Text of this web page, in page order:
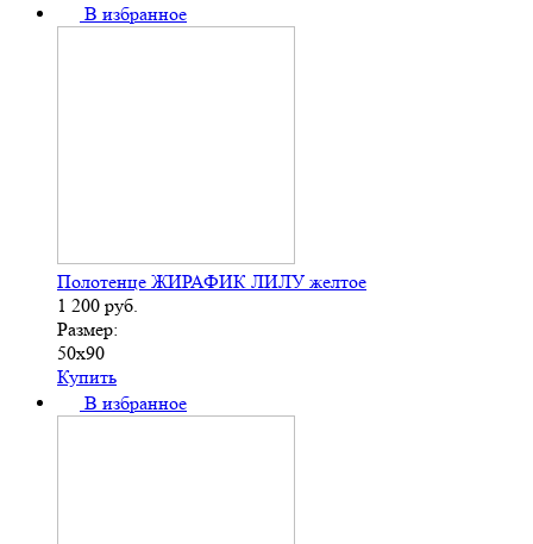
В избранное
Полотенце ЖИРАФИК ЛИЛУ желтое
1 200 руб.
Размер:
50х90
Купить
В избранное